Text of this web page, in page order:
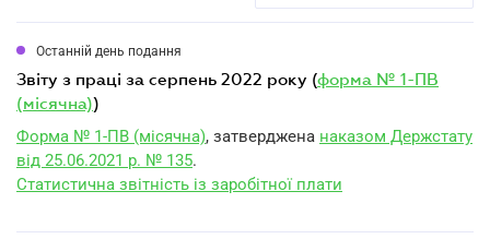
Останній день подання
звіту з праці за серпень 2022 року (форма № 1-ПВ
(місячна))
Форма № 1-ПВ (місячна), затверджена наказом Держстату
від 25.06.2021 р. № 135.
Статистична звітність із заробітної плати